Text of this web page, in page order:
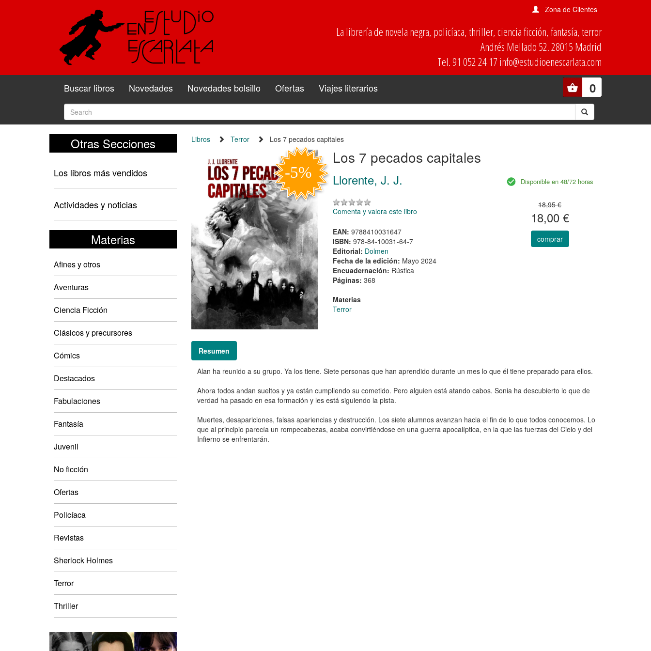
Zona de Clientes
La librería de novela negra, policíaca, thriller, ciencia ficción, fantasía, terror
Andrés Mellado 52. 28015 Madrid
Tel. 91 052 24 17 info@estudioenescarlata.com
0
Buscar libros Novedades Novedades bolsillo Ofertas Viajes literarios
Otras Secciones
Los libros más vendidos
Actividades y noticias
Materias
Afines y otros
Aventuras
Ciencia Ficción
Clásicos y precursores
Cómics
Destacados
Fabulaciones
Fantasía
Juvenil
No ficción
Ofertas
Policíaca
Revistas
Sherlock Holmes
Terror
Thriller
Libros Terror Los 7 pecados capitales
Los 7 pecados capitales
Llorente, J. J.
Comenta y valora este libro
EAN: 9788410031647
ISBN: 978-84-10031-64-7
Editorial: Dolmen
Fecha de la edición: Mayo 2024
Encuadernación: Rústica
Páginas: 368
Materias
Terror
Disponible en 48/72 horas
18,95 €
18,00 €
comprar
Resumen
Alan ha reunido a su grupo. Ya los tiene. Siete personas que han aprendido durante un mes lo que él tiene preparado para ellos.
Ahora todos andan sueltos y ya están cumpliendo su cometido. Pero alguien está atando cabos. Sonia ha descubierto lo que de
verdad ha pasado en esa formación y les está siguiendo la pista.
Muertes, desapariciones, falsas apariencias y destrucción. Los siete alumnos avanzan hacia el fin de lo que todos conocemos. Lo
que al principio parecía un rompecabezas, acaba convirtiéndose en una guerra apocalíptica, en la que las fuerzas del Cielo y del
Infierno se enfrentarán.